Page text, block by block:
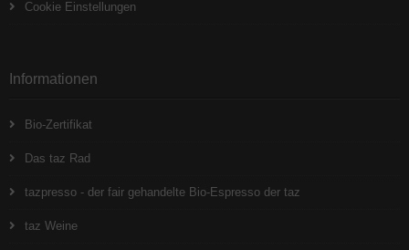
Cookie Einstellungen
Informationen
Bio-Zertifikat
Das taz Rad
tazpresso - der fair gehandelte Bio-Espresso der taz
taz Weine